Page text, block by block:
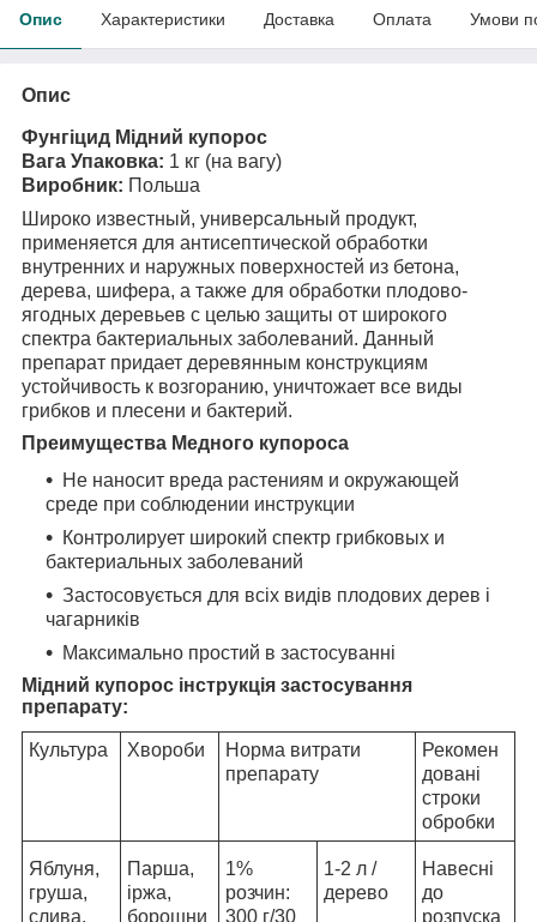
Опис Характеристики Доставка Оплата Умови
Опис
Фунгіцид Мідний купорос
Вага Упаковка: 1 кг (на вагу)
Виробник: Польша
Широко известный, универсальный продукт,
применяется для антисептической обработки
внутренних и наружных поверхностей из бетона,
дерева, шифера, а также для обработки плодово-
ягодных деревьев с целью защиты от широкого
спектра бактериальных заболеваний. Данный
препарат придает деревянным конструкциям
устойчивость к возгоранию, уничтожает все виды
грибков и плесени и бактерий.
Преимущества Медного купороса
Не наносит вреда растениям и окружающей
среде при соблюдении инструкции
Контролирует широкий спектр грибковых и
бактериальных заболеваний
Застосовується для всіх видів плодових дерев і
чагарників
Максимально простий в застосуванні
Мідний купорос інструкція застосування
препарату:
Культура Хвороби
Норма витрати
препарату
Рекомен
довані
строки
обробки
Яблуня,
груша,
слива,
Парша,
іржа,
борошни
1%
розчин:
300 г/30
1-2 л /
дерево
Навесні
до
розпуска